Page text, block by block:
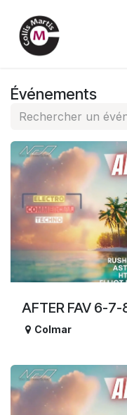
Événements
AFTER FAV 6-
Colmar